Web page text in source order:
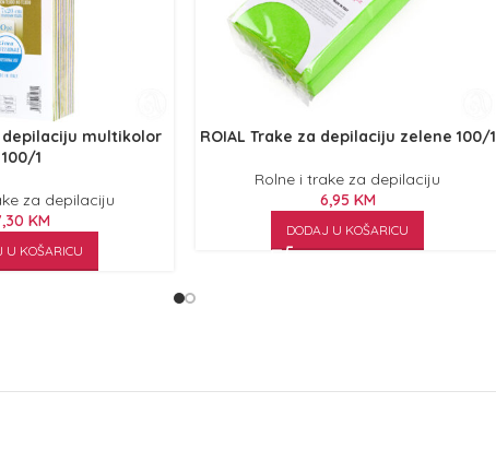
depilaciju multikolor
100/1
za depilaciju
KM
U KOŠARICU
ROIAL Trake za depilaciju zelene 100/1
Rolne i trake za depilaciju
6,95 KM
DODAJ U KOŠARICU